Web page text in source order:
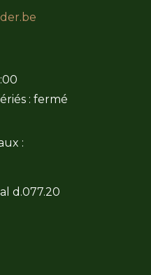
: fermé
:
d.077.20